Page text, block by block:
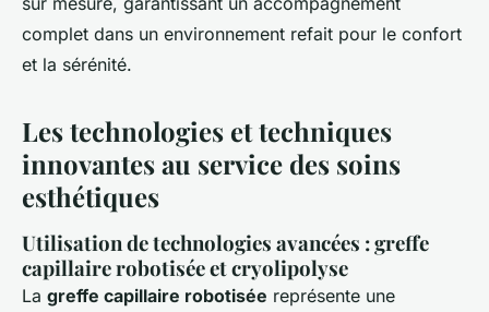
complet dans un environnement refait pour le confort
et la sérénité.
Les technologies et techniques
innovantes au service des soins
esthétiques
Utilisation de technologies avancées : greffe
capillaire robotisée et cryolipolyse
La greffe capillaire robotisée représente une